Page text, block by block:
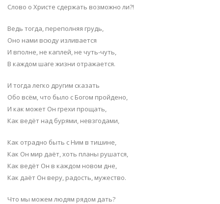
Слово о Христе сдержать возможно ли?!
Ведь тогда, переполняя грудь,
Оно нами всюду изливается
И вполне, не каплей, не чуть-чуть,
В каждом шаге жизни отражается.
И тогда легко другим сказать
Обо всём, что было с Богом пройдено,
И как может Он грехи прощать,
Как ведёт над бурями, невзгодами,
Как отрадно быть с Ним в тишине,
Как Он мир даёт, хоть планы рушатся,
Как ведёт Он в каждом новом дне,
Как даёт Он веру, радость, мужество.
Что мы можем людям рядом дать?